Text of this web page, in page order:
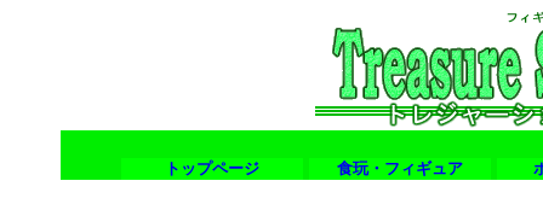
トップページ 食玩・フィギュア